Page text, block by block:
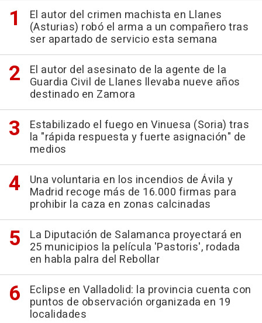
El autor del crimen machista en Llanes
(Asturias) robó el arma a un compañero tras
ser apartado de servicio esta semana
El autor del asesinato de la agente de la
Guardia Civil de Llanes llevaba nueve años
destinado en Zamora
Estabilizado el fuego en Vinuesa (Soria) tras
la "rápida respuesta y fuerte asignación" de
medios
Una voluntaria en los incendios de Ávila y
Madrid recoge más de 16.000 firmas para
prohibir la caza en zonas calcinadas
La Diputación de Salamanca proyectará en
25 municipios la película 'Pastoris', rodada
en habla palra del Rebollar
Eclipse en Valladolid: la provincia cuenta con
puntos de observación organizada en 19
localidades